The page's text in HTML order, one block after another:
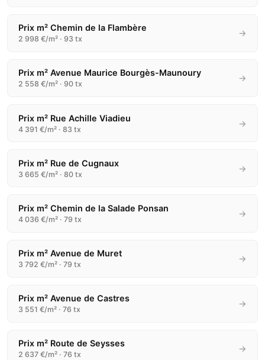
Prix m² Chemin de la Flambère
2 998 €/m² · 93 tx
→
Prix m² Avenue Maurice Bourgès-Maunoury
2 558 €/m² · 90 tx
→
Prix m² Rue Achille Viadieu
4 391 €/m² · 83 tx
→
Prix m² Rue de Cugnaux
3 665 €/m² · 80 tx
→
Prix m² Chemin de la Salade Ponsan
4 036 €/m² · 79 tx
→
Prix m² Avenue de Muret
3 792 €/m² · 79 tx
→
Prix m² Avenue de Castres
3 551 €/m² · 76 tx
→
Prix m² Route de Seysses
2 637 €/m² · 76 tx
→